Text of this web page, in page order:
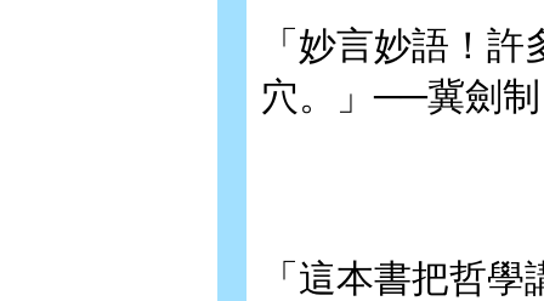
「妙言妙語！
穴。」──冀劍
「這本書把哲